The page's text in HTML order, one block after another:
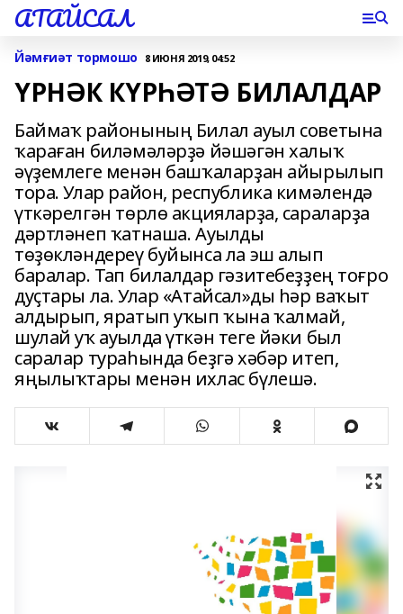
АТАЙСАЛ
Йәмғиәт тормошо 8 ИЮНЯ 2019, 04:52
ҮРНӘК КҮРҺӘТӘ БИЛАЛДАР
Баймаҡ районының Билал ауыл советына
ҡараған биләмәләрҙә йәшәгән халыҡ
әүҙемлеге менән башҡаларҙан айырылып
тора. Улар район, республика кимәлендә
үткәрелгән төрлө акцияларҙа, сараларҙа
дәртләнеп ҡатнаша. Ауылды
төҙөкләндереү буйынса ла эш алып
баралар. Тап билалдар гәзитебеҙҙең тоғро
дуҫтары ла. Улар «Атайсал»ды һәр ваҡыт
алдырып, яратып уҡып ҡына ҡалмай,
шулай уҡ ауылда үткән теге йәки был
саралар тураһында беҙгә хәбәр итеп,
яңылыҡтары менән ихлас бүлешә.